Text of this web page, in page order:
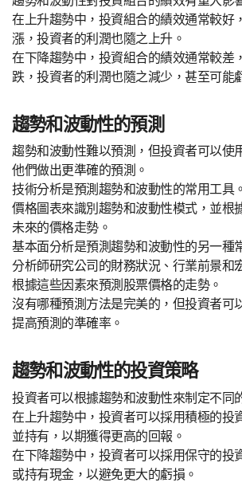
在上升趨勢中，投資組合的績效通常較好
漲，投資者的利潤也隨之上升。
在下降趨勢中，投資組合的績效通常較差
跌，投資者的利潤也隨之減少，甚至可能
趨勢和波動性的預測
趨勢和波動性難以預測，但投資者可以使
他們做出更準確的預測。
技術分析是預測趨勢和波動性的常用工具
價格圖表來識別趨勢和波動性模式，並根
未來的價格走勢。
基本面分析是預測趨勢和波動性的另一種
分析師研究公司的財務狀況、行業前景和
根據這些因素來預測股票價格的走勢。
沒有哪種預測方法是完美的，但投資者可
提高預測的準確率。
趨勢和波動性的投資策略
投資者可以根據趨勢和波動性來制定不同
在上升趨勢中，投資者可以採用積極的投
並持有，以期獲得更高的回報。
在下降趨勢中，投資者可以採用保守的投
或持有現金，以避免更大的虧損。